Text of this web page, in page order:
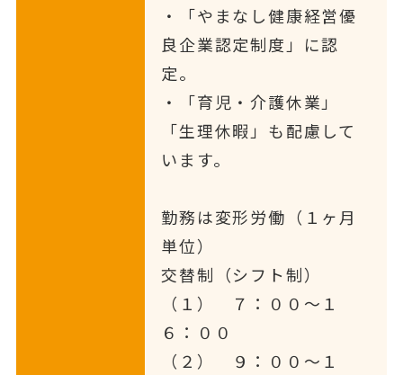
・「やまなし健康経営優
良企業認定制度」に認
定。
・「育児・介護休業」
「生理休暇」も配慮して
います。
勤務は変形労働（１ヶ月
単位）
交替制（シフト制）
（１） ７：００～１
６：００
（２） ９：００～１